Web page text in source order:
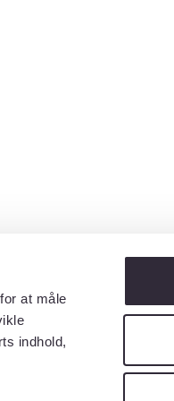
at måle
indhold,